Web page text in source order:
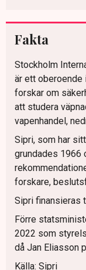
Fakta
Stockholm
är ett
forskar om
att studera
vapenhandel,
Sipri, som har
grundades 1966
forskare,
Sipri finansieras
Förre
2022 som
då Jan Eliasson
Källa: Sipri